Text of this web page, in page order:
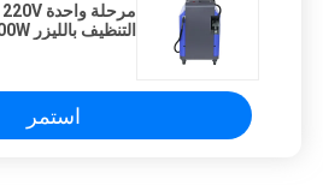
التنظيف بالليزر 200W مع شهادة CE
استمر